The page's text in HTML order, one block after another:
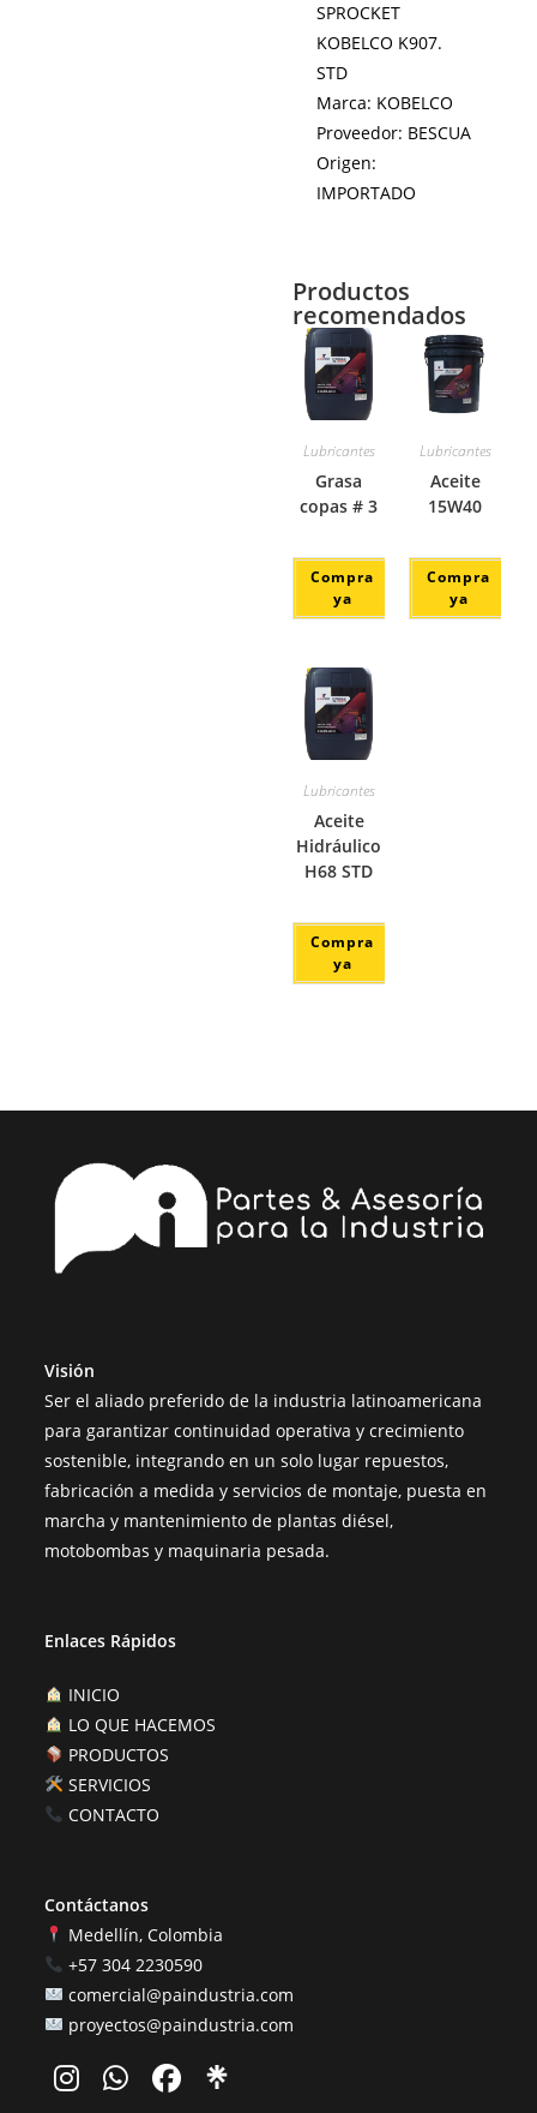
SPROCKET
KOBELCO K907.
STD
Marca: KOBELCO
Proveedor: BESCUA
Origen:
IMPORTADO
Productos
recomendados
Lubricantes
Grasa
copas # 3
Compra
ya
Lubricantes
Aceite
15W40
Compra
ya
Lubricantes
Aceite
Hidráulico
H68 STD
Compra
ya
Visión
Ser el aliado preferido de la industria latinoamericana
para garantizar continuidad operativa y crecimiento
sostenible, integrando en un solo lugar repuestos,
fabricación a medida y servicios de montaje, puesta en
marcha y mantenimiento de plantas diésel,
motobombas y maquinaria pesada.
Enlaces Rápidos
INICIO
LO QUE HACEMOS
PRODUCTOS
SERVICIOS
CONTACTO
Contáctanos
Medellín, Colombia
+57 304 2230590
comercial@paindustria.com
proyectos@paindustria.com